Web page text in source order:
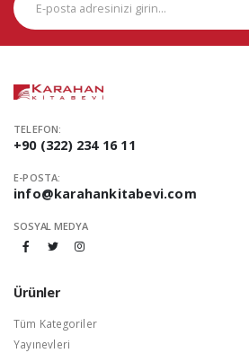
TELEFON:
+90 (322) 234 16 11
E-POSTA:
info@karahankitabevi.com
SOSYAL MEDYA
Ürünler
Tüm Kategoriler
Yayınevleri